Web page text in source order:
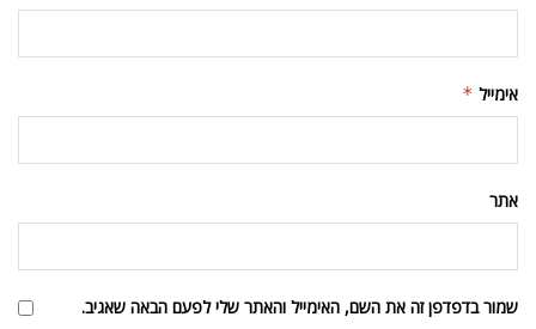
אימייל *
אתר
שמור בדפדפן זה את השם, האימייל והאתר שלי לפעם הבאה שאגיב.